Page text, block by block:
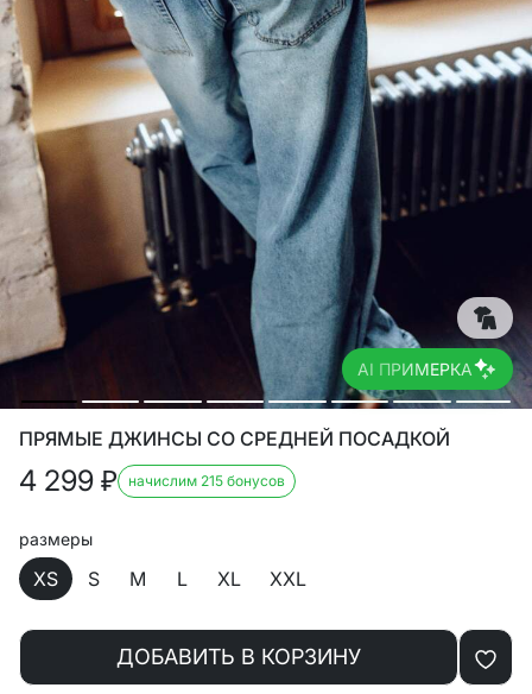
AI ПРИМЕРКА
ПРЯМЫЕ ДЖИНСЫ СО СРЕДНЕЙ ПОСАДКОЙ
4 299 ₽ начислим 215 бонусов
размеры
XS S M L XL XXL
ДОБАВИТЬ В КОРЗИНУ